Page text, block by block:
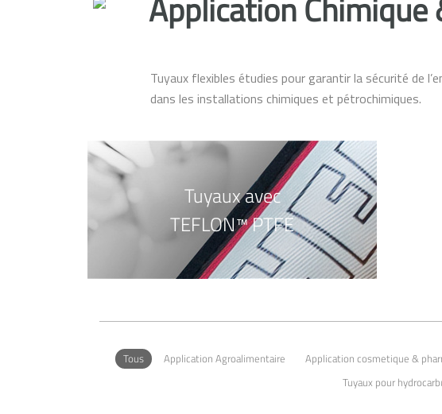
Application
Tuyaux flexibles étudies pour garantir la sécurité de
dans les installations chimiques et pétrochimiques.
Tuyaux avec
TEFLON™ PTFE
Tous Application Agroalimentaire Application cosmetique &
Tuyaux pour